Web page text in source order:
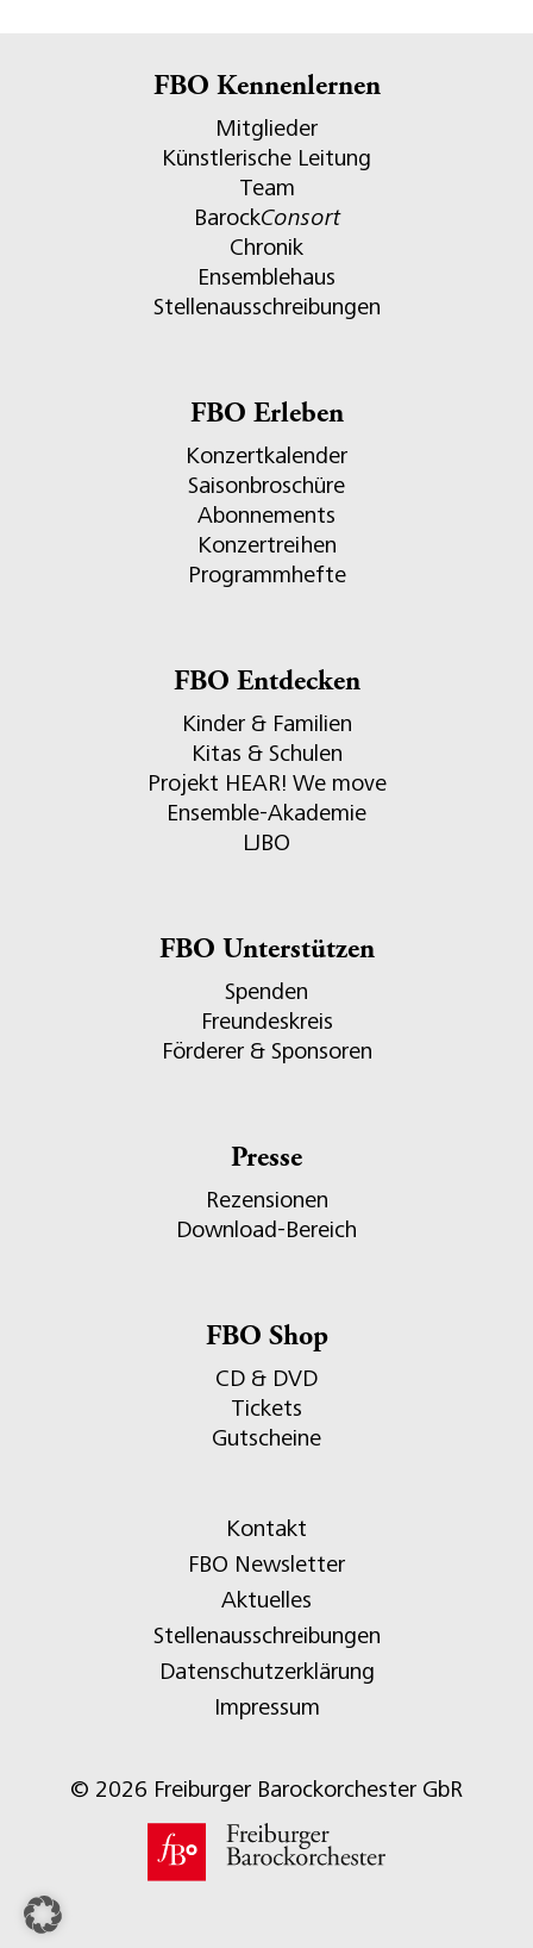
FBO Kennenlernen
Mitglieder
Künstlerische Leitung
Team
BarockConsort
Chronik
Ensemblehaus
Stellenausschreibungen
FBO Erleben
Konzertkalender
Saisonbroschüre
Abonnements
Konzertreihen
Programmhefte
FBO Entdecken
Kinder & Familien
Kitas & Schulen
Projekt HEAR! We move
Ensemble-Akademie
LJBO
FBO Unterstützen
Spenden
Freundeskreis
Förderer & Sponsoren
Presse
Rezensionen
Download-Bereich
FBO Shop
CD & DVD
Tickets
Gutscheine
Kontakt
FBO Newsletter
Aktuelles
Stellenausschreibungen
Datenschutzerklärung
Impressum
© 2026 Freiburger Barockorchester GbR